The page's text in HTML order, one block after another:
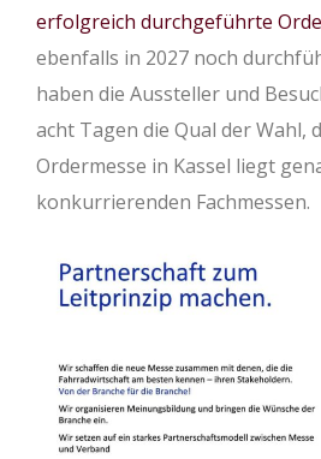
erfolgreich durchgeführte
ebenfalls in 2027 noch
haben die Aussteller und
acht Tagen die Qual der Wahl,
Ordermesse in Kassel liegt
konkurrierenden Fachmessen.